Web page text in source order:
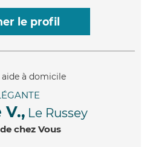
le profil
V., Le Russey
chez Vous